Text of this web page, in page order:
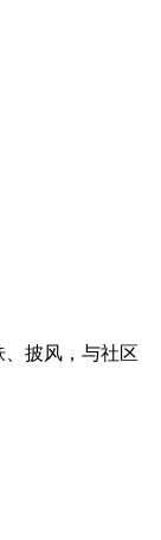
、披风，与社区